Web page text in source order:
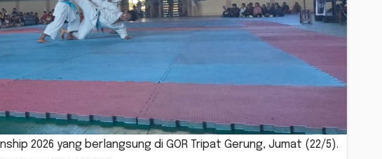
2026 yang berlangsung di GOR Tripat Gerung, Jumat (22/5).